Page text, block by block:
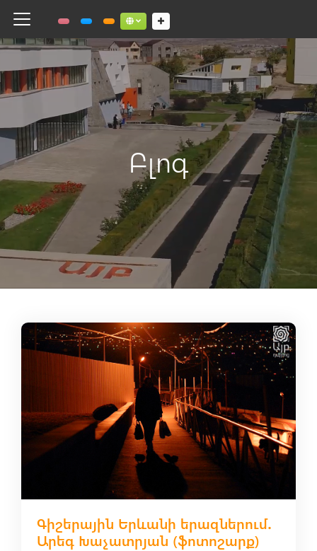
Toggle navigation Social links dropdown button
Բլոգ
Գիշերային Երևանի երազներում․
Արեգ Խաչատրյան (ֆոտոշարք)